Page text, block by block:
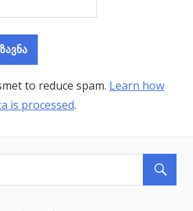
to reduce spam. Learn how
is processed.